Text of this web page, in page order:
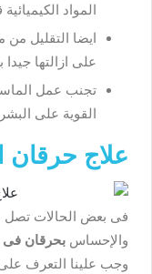
المواد
ايضا التقليل
على ازالتها
تجنب عمل
القوية على
علاج حرقان
فى بعض الحالات تصل
والإحساس بحرقان فى
وجب علينا التعرف على